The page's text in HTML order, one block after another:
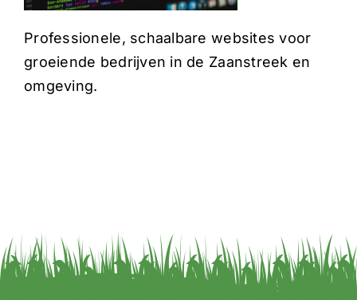
Professionele, schaalbare websites voor
groeiende bedrijven in de Zaanstreek en
omgeving.